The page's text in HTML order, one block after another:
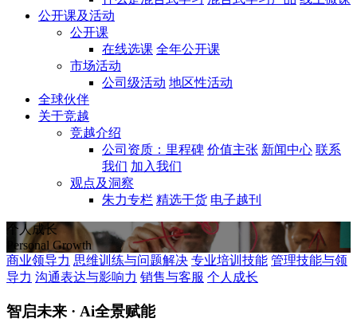
公开课及活动
公开课
在线选课 全年公开课
市场活动
公司级活动 地区性活动
全球伙伴
关于竞越
竞越介绍
公司资质：里程碑 价值主张 新闻中心 联系
我们 加入我们
观点及洞察
朱力专栏 精选干货 电子越刊
个人成长
Personal Growth
商业领导力 思维训练与问题解决 专业培训技能 管理技能与领
导力 沟通表达与影响力 销售与客服 个人成长
智启未来 · Ai全景赋能